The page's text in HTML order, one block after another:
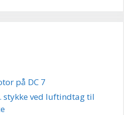
på DC 7
stykke ved luftindtag til